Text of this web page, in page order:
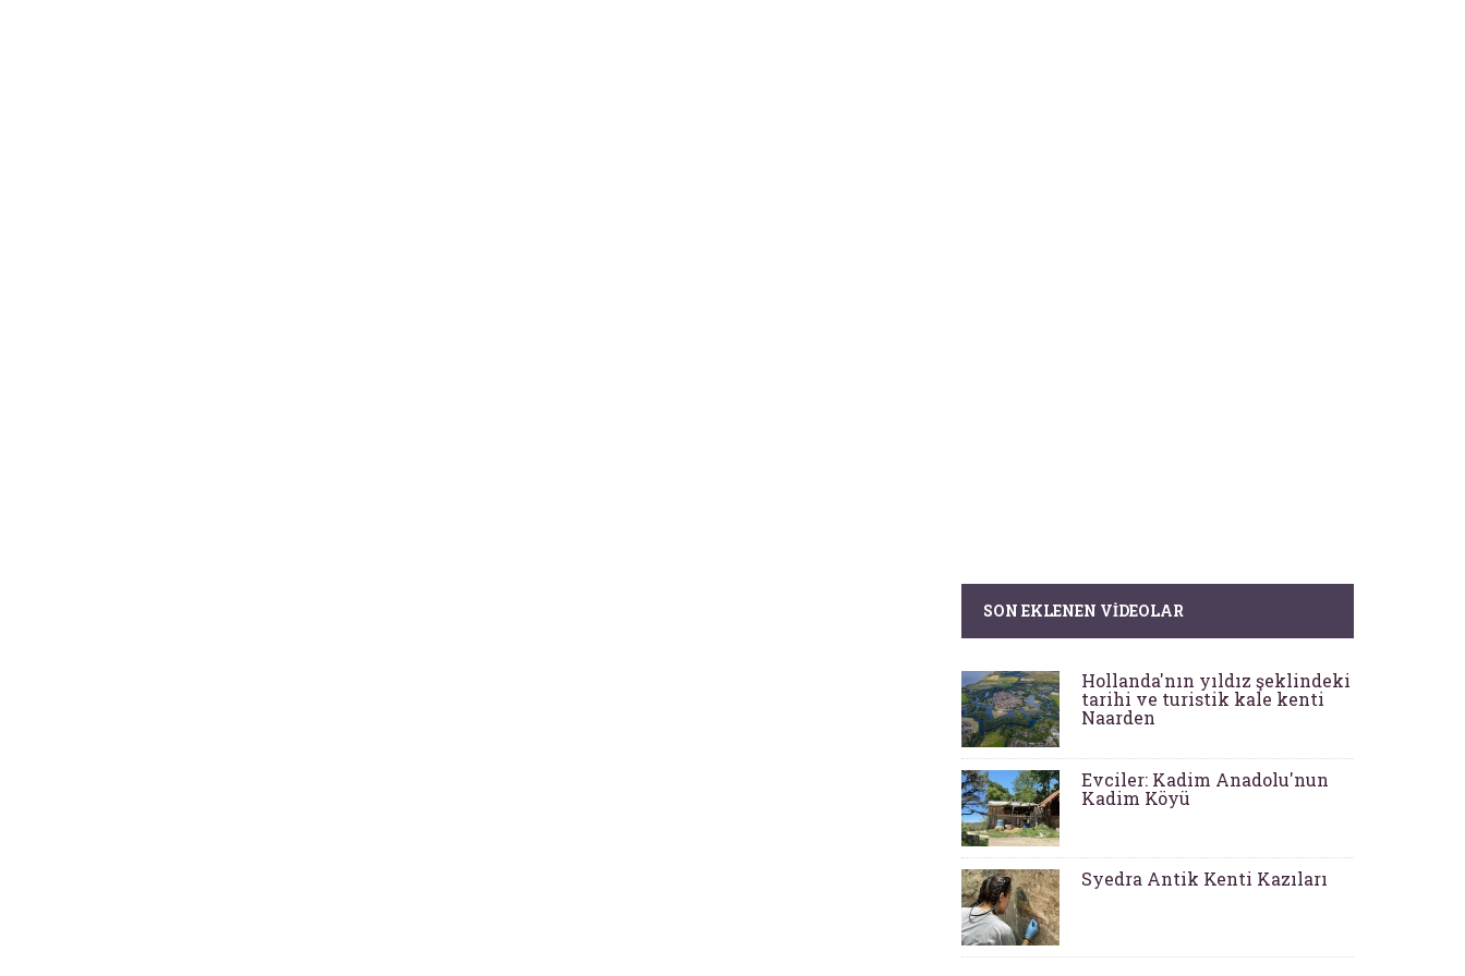
SON EKLENEN VIDEOLAR
Hollanda'nın yıldız şeklindeki
tarihi ve turistik kale kenti
Naarden
Evciler: Kadim Anadolu'nun
Kadim Köyü
Syedra Antik Kenti Kazıları